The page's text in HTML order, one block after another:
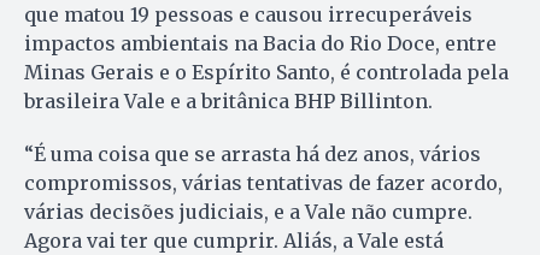
que matou 19 pessoas e causou irrecuperáveis
impactos ambientais na Bacia do Rio Doce, entre
Minas Gerais e o Espírito Santo, é controlada pela
brasileira Vale e a britânica BHP Billinton.
“É uma coisa que se arrasta há dez anos, vários
compromissos, várias tentativas de fazer acordo,
várias decisões judiciais, e a Vale não cumpre.
Agora vai ter que cumprir. Aliás, a Vale está